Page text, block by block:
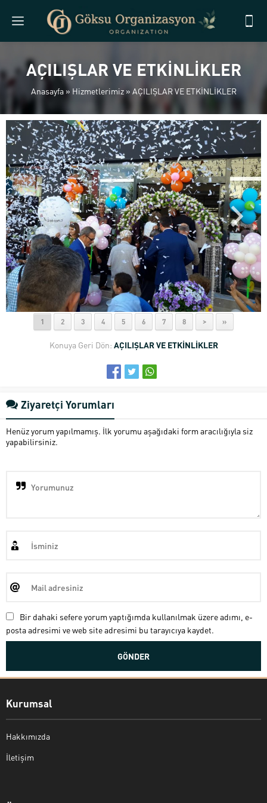
AÇILIŞLAR VE ETKİNLİKLER
Anasayfa» Hizmetlerimiz» AÇILIŞLAR VE ETKİNLİKLER
1 2 3 4 5 6 7 8 > »
Konuya Geri Dön: AÇILIŞLAR VE ETKİNLİKLER
Ziyaretçi Yorumları
Henüz yorum yapılmamış. İlk yorumu aşağıdaki form aracılığıyla siz
yapabilirsiniz.
Bir dahaki sefere yorum yaptığımda kullanılmak üzere adımı, e-
posta adresimi ve web site adresimi bu tarayıcıya kaydet.
Kurumsal
Hakkımızda
İletişim